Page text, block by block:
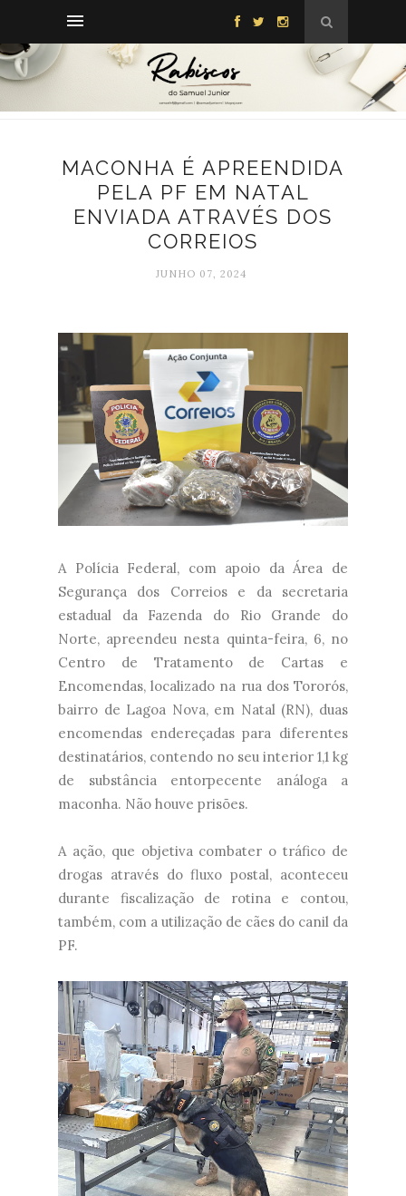
MACONHA É APREENDIDA
PELA PF EM NATAL
ENVIADA ATRAVÉS DOS
CORREIOS
JUNHO 07, 2024
A Polícia Federal, com apoio da Área de
Segurança dos Correios e da secretaria
estadual da Fazenda do Rio Grande do
Norte, apreendeu nesta quinta-feira, 6, no
Centro de Tratamento de Cartas e
Encomendas, localizado na rua dos Tororós,
bairro de Lagoa Nova, em Natal (RN), duas
encomendas endereçadas para diferentes
destinatários, contendo no seu interior 1,1 kg
de substância entorpecente análoga a
maconha. Não houve prisões.
A ação, que objetiva combater o tráfico de
drogas através do fluxo postal, aconteceu
durante fiscalização de rotina e contou,
também, com a utilização de cães do canil da
PF.